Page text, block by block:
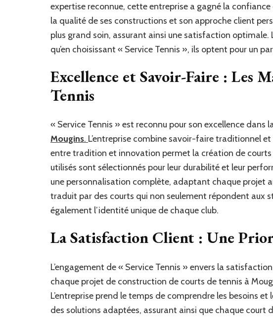
expertise reconnue, cette entreprise a gagné la
la qualité de ses constructions et son approche client
plus grand soin, assurant ainsi une satisfaction optimale.
qu’en choisissant « Service Tennis », ils optent pour un
Excellence et Savoir-Faire : Les
Tennis
« Service Tennis » est reconnu pour son excellence dans
Mougins. L’entreprise combine savoir-faire traditionnel
entre tradition et innovation permet la création de
utilisés sont sélectionnés pour leur durabilité et leur
une personnalisation complète, adaptant chaque projet
traduit par des courts qui non seulement répondent aux
également l’identité unique de chaque club.
La Satisfaction Client : Une
L’engagement de « Service Tennis » envers la
chaque projet de construction de courts de tennis à
L’entreprise prend le temps de comprendre les besoins
des solutions adaptées, assurant ainsi que chaque